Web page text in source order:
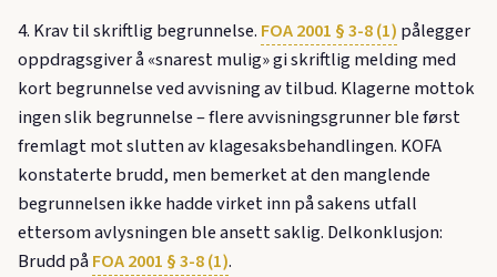
4. Krav til skriftlig begrunnelse. FOA 2001 § 3-8 (1) pålegger
oppdragsgiver å «snarest mulig» gi skriftlig melding med
kort begrunnelse ved avvisning av tilbud. Klagerne mottok
ingen slik begrunnelse – flere avvisningsgrunner ble først
fremlagt mot slutten av klagesaksbehandlingen. KOFA
konstaterte brudd, men bemerket at den manglende
begrunnelsen ikke hadde virket inn på sakens utfall
ettersom avlysningen ble ansett saklig. Delkonklusjon:
Brudd påFOA 2001 § 3-8 (1).